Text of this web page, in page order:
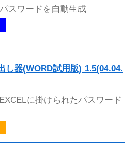
スワードを自動生成
し器(WORD試用版) 1.5(04.04.
に掛けられたパスワード